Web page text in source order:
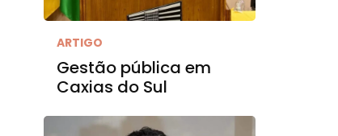
ARTIGO
Gestão pública em
Caxias do Sul